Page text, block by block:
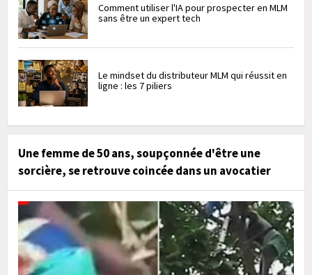
Comment utiliser l'IA pour prospecter en MLM
sans être un expert tech
Le mindset du distributeur MLM qui réussit en
ligne : les 7 piliers
Une femme de 50 ans, soupçonnée d'être une
sorcière, se retrouve coincée dans un avocatier